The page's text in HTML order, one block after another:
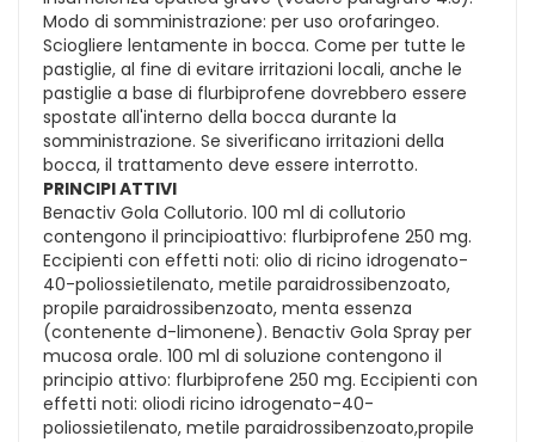
Modo di somministrazione: per uso orofaringeo.
Sciogliere lentamente in bocca. Come per tutte le
pastiglie, al fine di evitare irritazioni locali, anche le
pastiglie a base di flurbiprofene dovrebbero essere
spostate all'interno della bocca durante la
somministrazione. Se siverificano irritazioni della
bocca, il trattamento deve essere interrotto.
PRINCIPI ATTIVI
Benactiv Gola Collutorio. 100 ml di collutorio
contengono il principioattivo: flurbiprofene 250 mg.
Eccipienti con effetti noti: olio di ricino idrogenato-
40-poliossietilenato, metile paraidrossibenzoato,
propile paraidrossibenzoato, menta essenza
(contenente d-limonene). Benactiv Gola Spray per
mucosa orale. 100 ml di soluzione contengono il
principio attivo: flurbiprofene 250 mg. Eccipienti con
effetti noti: oliodi ricino idrogenato-40-
poliossietilenato, metile paraidrossibenzoato,propile